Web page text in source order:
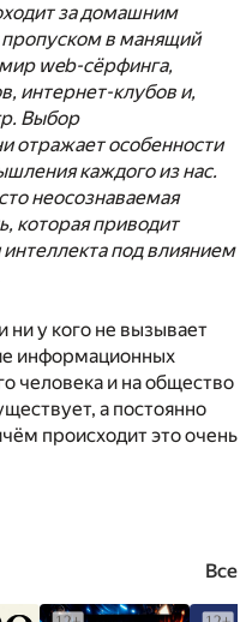
за домашним
пропуском в манящий
web-сёрфинга,
интернет-клубов и,
Выбор
отражает особенности
каждого из нас.
неосознаваемая
которая приводит
под влиянием
ни у кого не вызывает
информационных
человека и на общество
а постоянно
происходит это очень
Все